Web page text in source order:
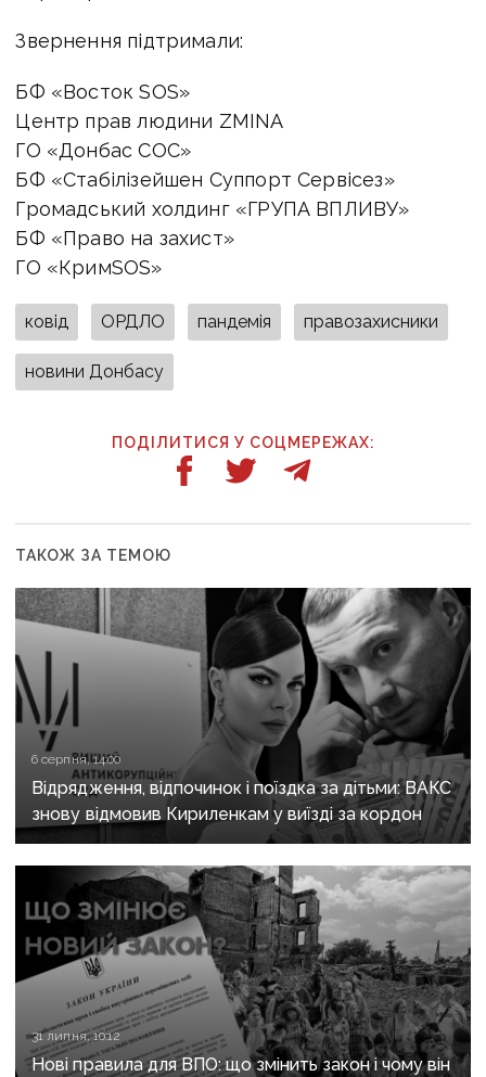
Звернення підтримали:
БФ «Восток SOS»
Центр прав людини ZMINA
ГО «Донбас СОС»
БФ «Стабілізейшен Суппорт Сервісез»
Громадський холдинг «ГРУПА ВПЛИВУ»
БФ «Право на захист»
ГО «КримSOS»
ковід ОРДЛО пандемія правозахисники
новини Донбасу
ПОДІЛИТИСЯ У СОЦМЕРЕЖАХ:
ТАКОЖ ЗА ТЕМОЮ
6 серпня, 14:00
Відрядження, відпочинок і поїздка за дітьми: ВАКС
знову відмовив Кириленкам у виїзді за кордон
31 липня, 10:12
Нові правила для ВПО: що змінить закон і чому він